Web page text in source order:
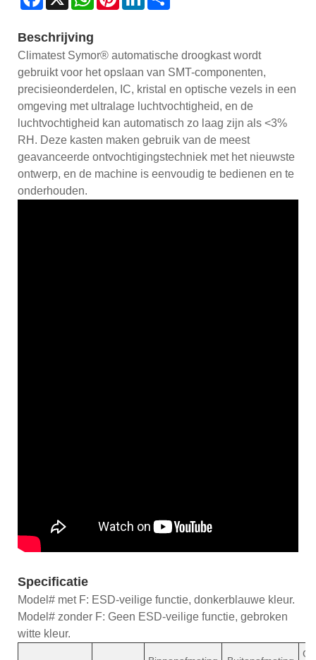
Beschrijving
Climatest Symor® automatische droogkast wordt
gebruikt voor het opslaan van SMT-componenten,
precisieonderdelen, IC, kristal en optische vezels in een
omgeving met ultralage luchtvochtigheid, en de
luchtvochtigheid kan automatisch zo laag zijn als <3%
RH. Deze kasten maken gebruik van de meest
geavanceerde ontvochtigingstechniek met het nieuwste
ontwerp, en de machine is eenvoudig te bedienen en te
onderhouden.
Specificatie
Model# met F: ESD-veilige functie, donkerblauwe kleur.
Model# zonder F: Geen ESD-veilige functie, gebroken
witte kleur.